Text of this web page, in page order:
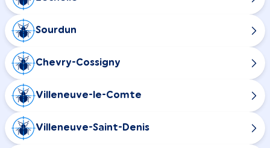
Sourdun
Chevry-Cossigny
Villeneuve-le-Comte
Villeneuve-Saint-Denis